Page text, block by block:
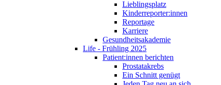
Lieblingsplatz
Kinderreporter:innen
Reportage
Karriere
Gesundheitsakademie
Life - Frühling 2025
Patient:innen berichten
Prostatakrebs
Ein Schnitt genügt